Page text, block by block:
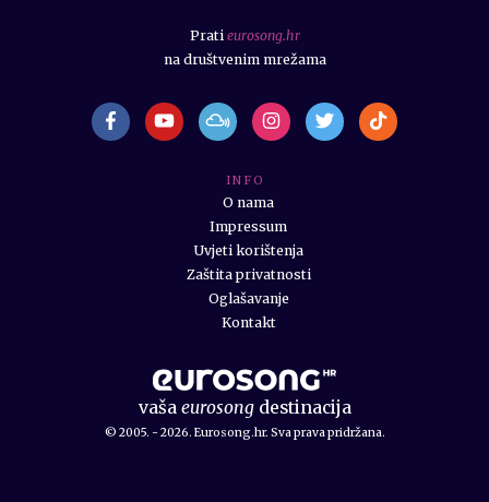
vaša eurosongdestinacija
© 2005. - 2026. Eurosong.hr. Sva prava pridržana.
I N F O
O nama
Impressum
Uvjeti korištenja
Zaštita privatnosti
Oglašavanje
Kontakt
Prati eurosong.hr
na društvenim mrežama